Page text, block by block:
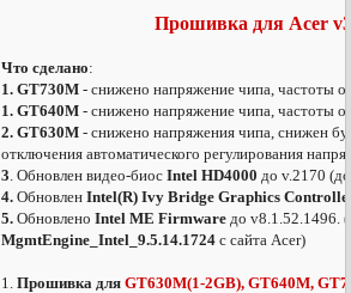
Прошивка для Acer
Что сделано:
1. GT730M - снижено напряжение чипа, частоты
1. GT640M - снижено напряжение чипа, частоты
2.GT630M - снижено напряжения чипа, снижен
отключения автоматического регулирования
3. Обновлен видео-биосIntel HD4000 до v.2170
4. ОбновленIntel(R) Ivy Bridge Graphics
5. ОбновленоIntel ME Firmware до v8.1.52.1496.
MgmtEngine_Intel_9.5.14.1724 с сайта Acer)
1.Прошивка дляGT630M(1-2GB), GT640M,